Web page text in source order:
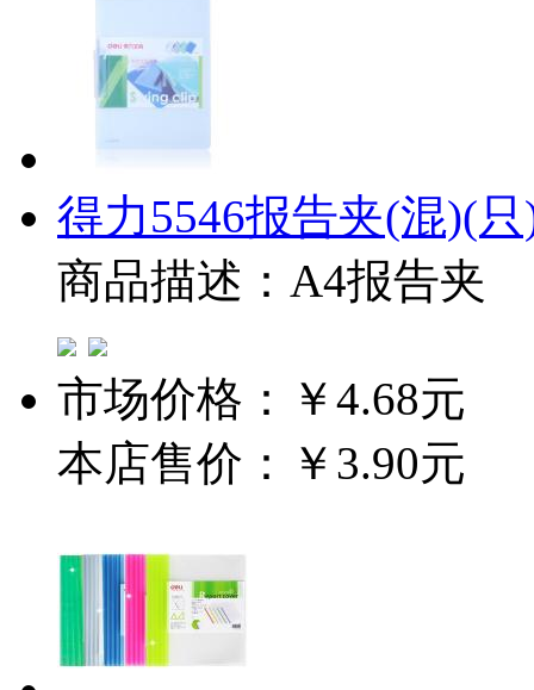
得力5546报告夹(混)(
商品描述：A4报告夹
市场价格：
￥4.68元
本店售价：
￥3.90元